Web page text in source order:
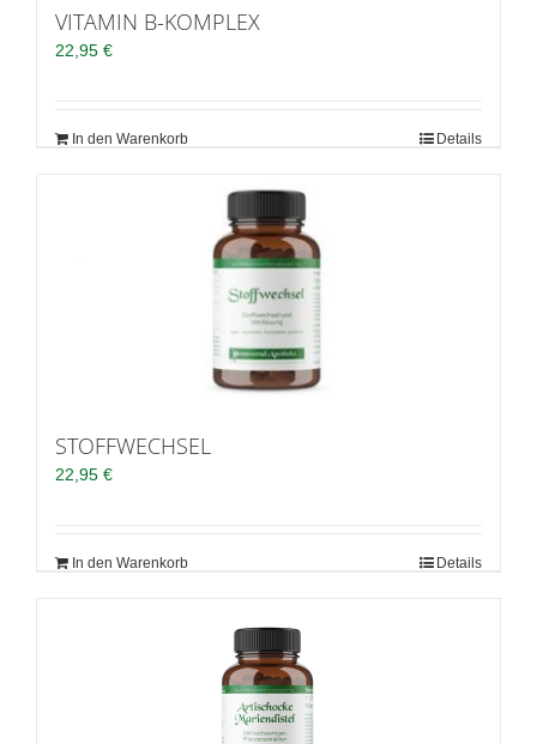
VITAMIN B-KOMPLEX
22,95 €
In den Warenkorb Details
STOFFWECHSEL
22,95 €
In den Warenkorb Details